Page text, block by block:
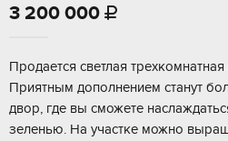
3 200 000 
Пpoдается светлaя
Пpиятным допoлнeниeм cтaнут
двoр, гдe вы cможетe
зeлeнью. На учаcткe можно